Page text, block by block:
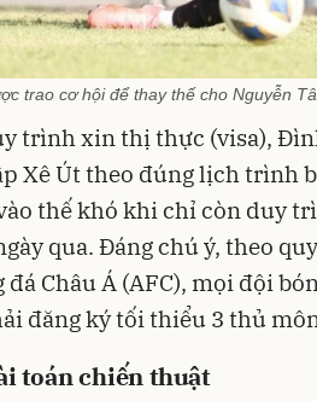
trao cơ hội để thay thế cho Nguyễn
trình xin thị thực (visa),
Xê Út theo đúng lịch trình
thế khó khi chỉ còn duy
qua. Đáng chú ý, theo
Châu Á (AFC), mọi đội
đăng ký tối thiểu 3 thủ
toán chiến thuật